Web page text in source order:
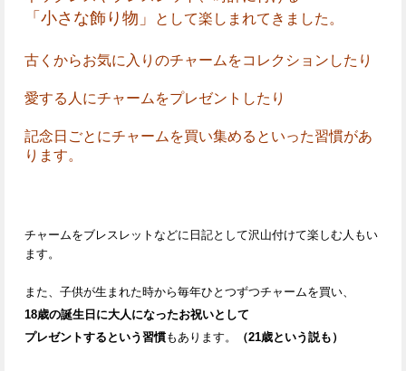
「小さな飾り物」 として楽しまれてきました。
古くからお気に入りのチャームをコレクションしたり
愛する人にチャームをプレゼントしたり
記念日ごとにチャームを買い集めるといった習慣があ
ります。
チャームをブレスレットなどに日記として沢山付けて楽しむ人もい
ます。
また、子供が生まれた時から毎年ひとつずつチャームを買い、
18歳の誕生日に大人になったお祝いとして
プレゼントするという習慣もあります。 （21歳という説も）